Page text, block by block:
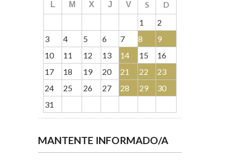
L M X J V S
D
1
2
3
4 5 6 7 8
9
10
11 12 13 14 15
16
17
18 19 20 21 22
23
24
25 26 27 28 29
30
31
MANTENTE INFORMADO/A